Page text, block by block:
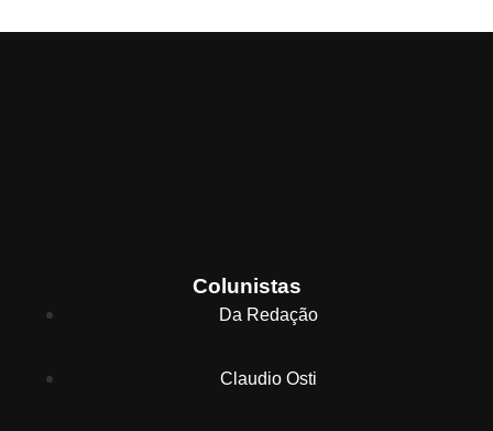
Colunistas
Da Redação
Claudio Osti